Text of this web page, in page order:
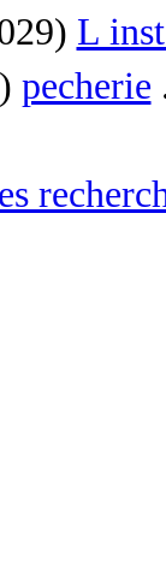
L
pecherie